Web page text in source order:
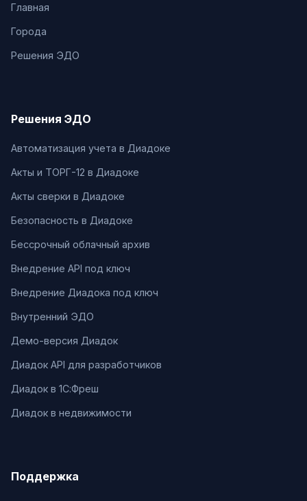
Главная
Города
Решения ЭДО
Решения ЭДО
Автоматизация учета в Диадоке
Акты и ТОРГ-12 в Диадоке
Акты сверки в Диадоке
Безопасность в Диадоке
Бессрочный облачный архив
Внедрение API под ключ
Внедрение Диадока под ключ
Внутренний ЭДО
Демо-версия Диадок
Диадок API для разработчиков
Диадок в 1С:Фреш
Диадок в недвижимости
Поддержка